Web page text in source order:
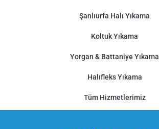
Şanlıurfa Halı Yıkama
Koltuk Yıkama
Yorgan & Battaniye Yıkama
Halıfleks Yıkama
Tüm Hizmetlerimiz